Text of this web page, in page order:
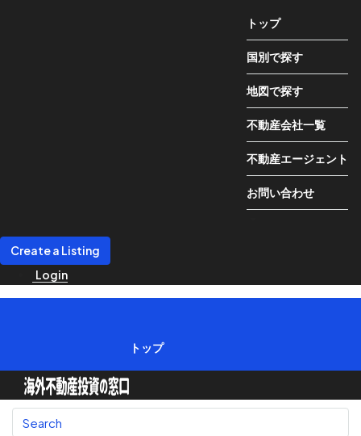
トップ
国別で探す
地図で探す
不動産会社一覧
不動産エージェント
お問い合わせ
Create a Listing
Login
トップ